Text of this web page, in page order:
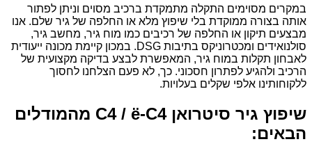
במקרים מסוימים התקלה מתמקדת ברכיב מסוים וניתן לפתור
אותה בצורה ממוקדת בלי שיפוץ מלא או החלפה של גיר שלם. אנו
מבצעים תיקון או החלפה של רכיבים כמו מוח גיר, מחשב גיר,
סולנואידים ומכטרוניקס בתיבות DSG. במכון קיימת מכונה ייעודית
לאבחון תקלות במוח גיר, המאפשרת לבצע בדיקה מקצועית של
הרכיב ולהגיע לפתרון חסכוני. כך, לא פעם הצלחנו לחסוך
ללקוחותינו אלפי שקלים בעלויות.
שיפוץ גיר סיטרואן C4 / ë-C4 מהמודלים
הבאים: